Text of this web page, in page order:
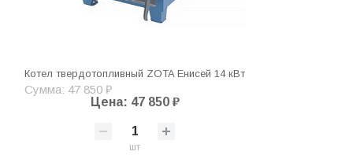
Котел твердотопливный ZOTA Енисей 14 кВт
Сумма: 47 850 ₽
Цена: 47 850 ₽
шт